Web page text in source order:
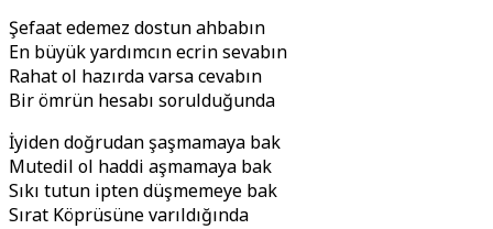
Şefaat edemez dostun ahbabın
En büyük yardımcın ecrin sevabın
Rahat ol hazırda varsa cevabın
Bir ömrün hesabı sorulduğunda
İyiden doğrudan şaşmamaya bak
Mutedil ol haddi aşmamaya bak
Sıkı tutun ipten düşmemeye bak
Sırat Köprüsüne varıldığında